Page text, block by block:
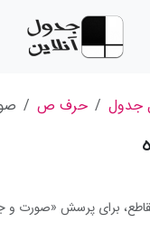
جدول حرف ص
برای پرسش «صورت و